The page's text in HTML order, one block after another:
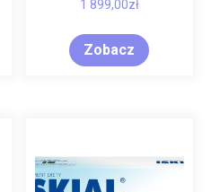
1 899,00zł
Zobacz